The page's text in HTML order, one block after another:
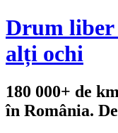
Drum liber
alți ochi
180 000+ de
în România.